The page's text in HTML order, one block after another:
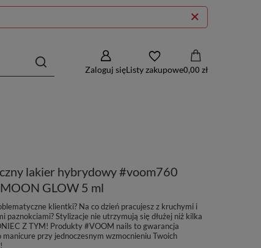
Zaloguj sięListy zakupowe0,00 zł
lakier hybrydowy #voom760
GLOW 5 ml
klientki? Na co dzień pracujesz z kruchymi i
paznokciami? Stylizacje nie utrzymują się dłużej niż kilka
Z TYM! Produkty #VOOM nails to gwarancja
manicure przy jednoczesnym wzmocnieniu Twoich